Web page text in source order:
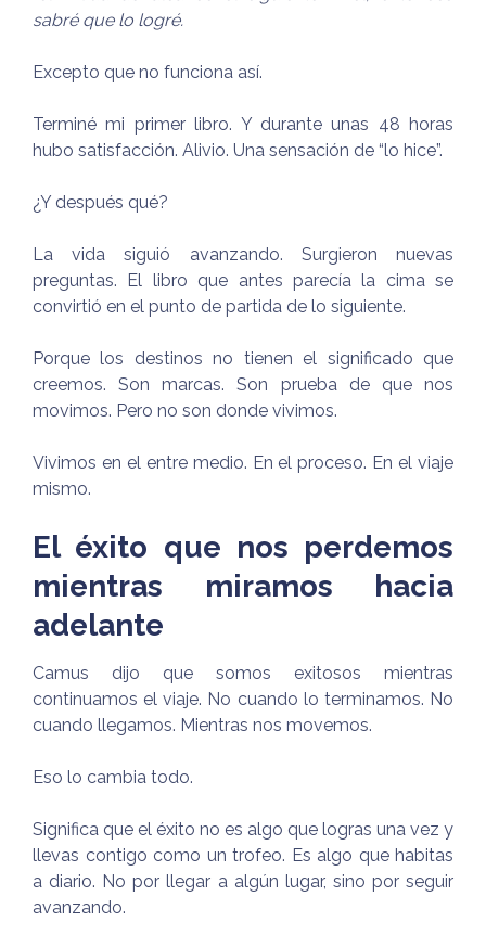
sabré que lo logré.
Excepto que no funciona así.
Terminé mi primer libro. Y durante unas 48 horas
hubo satisfacción. Alivio. Una sensación de “lo hice”.
¿Y después qué?
La vida siguió avanzando. Surgieron nuevas
preguntas. El libro que antes parecía la cima se
convirtió en el punto de partida de lo siguiente.
Porque los destinos no tienen el significado que
creemos. Son marcas. Son prueba de que nos
movimos. Pero no son donde vivimos.
Vivimos en el entre medio. En el proceso. En el viaje
mismo.
El éxito que nos perdemos
mientras miramos hacia
adelante
Camus dijo que somos exitosos mientras
continuamos el viaje. No cuando lo terminamos. No
cuando llegamos. Mientras nos movemos.
Eso lo cambia todo.
Significa que el éxito no es algo que logras una vez y
llevas contigo como un trofeo. Es algo que habitas
a diario. No por llegar a algún lugar, sino por seguir
avanzando.